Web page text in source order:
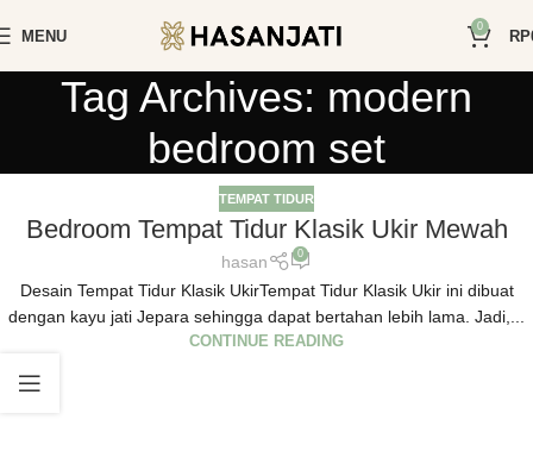
MENU
0
RP
Tag Archives: modern
bedroom set
TEMPAT TIDUR
Bedroom Tempat Tidur Klasik Ukir Mewah
hasan 0
Desain Tempat Tidur Klasik UkirTempat Tidur Klasik Ukir ini dibuat
dengan kayu jati Jepara sehingga dapat bertahan lebih lama. Jadi,...
CONTINUE READING